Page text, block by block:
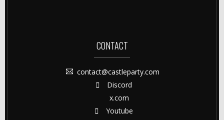
CONTACT
contact@castleparty.com
Discord
x.com
Youtube